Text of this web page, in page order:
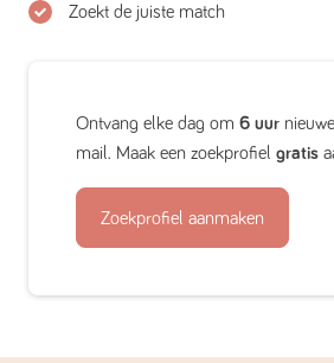
Zoekt de juiste match
Ontvang elke dag om 6 uur
mail. Maak een zoekprofiel gratis
Zoekprofiel aanmaken